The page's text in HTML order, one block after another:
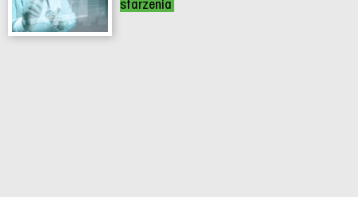
starzenia